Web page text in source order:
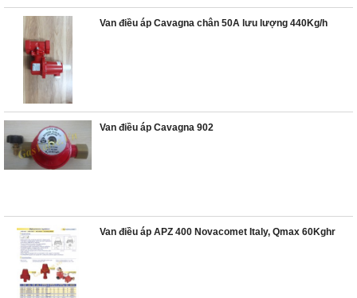
Van điều áp Cavagna chân 50A lưu lượng 440Kg/h
Van điều áp Cavagna 902
Van điều áp APZ 400 Novacomet Italy, Qmax 60Kghr